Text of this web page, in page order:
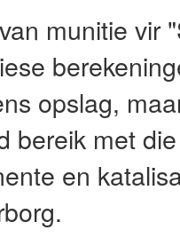
munitie vir
opslag,
bereik met
en